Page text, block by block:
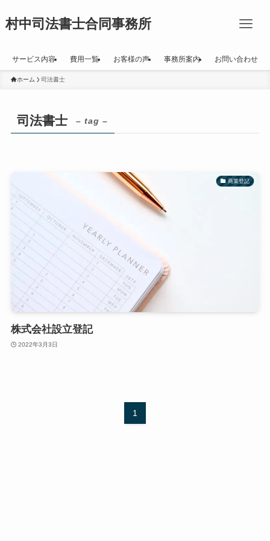
村中司法書士合同事務所
サービス内容 費用一覧 お客様の声 事務所案内 お問い合わせ
ホーム 司法書士
司法書士 – tag –
商業登記
株式会社設立登記
2022年3月3日
1